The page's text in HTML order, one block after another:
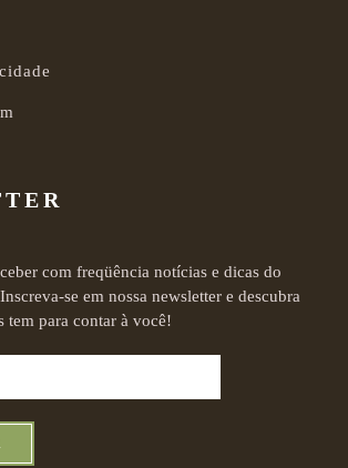
com freqüência notícias e dicas do
se em nossa newsletter e descubra
tem para contar à você!